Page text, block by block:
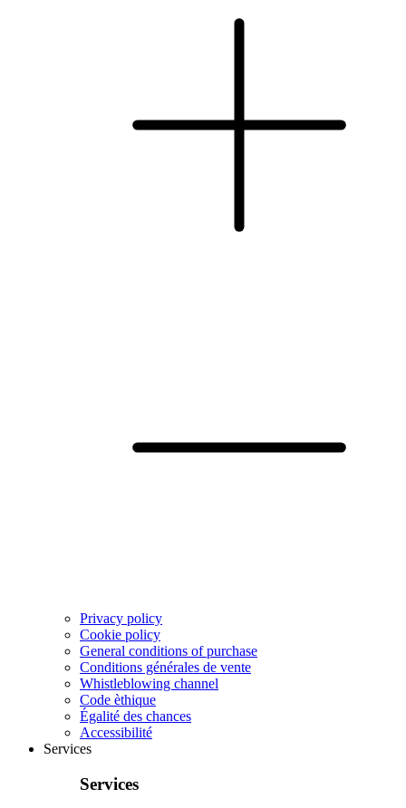
Privacy policy
Cookie policy
General conditions of purchase
Conditions générales de vente
Whistleblowing channel
Code èthique
Égalité des chances
Accessibilité
Services
Services